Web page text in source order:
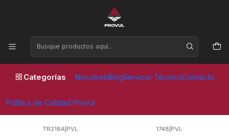
Categorías NosotrosBlogServicio TécnicoContacto
Política de Calidad Provul
Horario de atención Lunes a Viernes de 09:00 a 17:30 horas
Inicio Valvulas Agricola y Forestal OTR
Agricola y Forestal OTR
TR218A PVL 1748 PVL